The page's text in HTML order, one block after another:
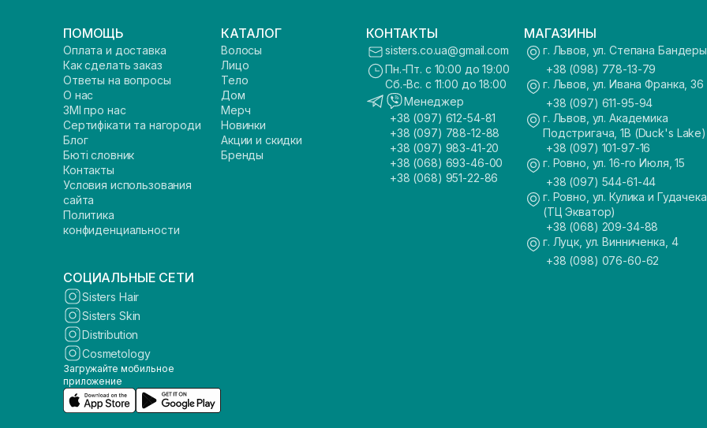
ПОМОЩЬ
Оплата и доставка
Как сделать заказ
Ответы на вопросы
О нас
ЗМІ про нас
Сертифікати та нагороди
Блог
Бюті словник
Контакты
Условия использования
сайта
Политика
конфиденциальности
КАТАЛОГ
Волосы
Лицо
Тело
Дом
Мерч
Новинки
Акции и скидки
Бренды
КОНТАКТЫ
sisters.co.ua@gmail.com
Пн.-Пт. с 10:00 до 19:00
Сб.-Вс. с 11:00 до 18:00
Менеджер
+38 (097) 612-54-81
+38 (097) 788-12-88
+38 (097) 983-41-20
+38 (068) 693-46-00
+38 (068) 951-22-86
МАГАЗИНЫ
г. Львов, ул. Степана
+38 (098) 778-13-79
г. Львов, ул. Ивана Франка, 36
+38 (097) 611-95-94
г. Львов, ул. Академика
Подстригача, 1В (Duck's Lake)
+38 (097) 101-97-16
г. Ровно, ул. 16-го Июля, 15
+38 (097) 544-61-44
г. Ровно, ул. Кулика и
(ТЦ Экватор)
+38 (068) 209-34-88
г. Луцк, ул. Винниченка, 4
+38 (098) 076-60-62
СОЦИАЛЬНЫЕ СЕТИ
Sisters Hair
Sisters Skin
Distribution
Cosmetology
Загружайте мобильное
приложение